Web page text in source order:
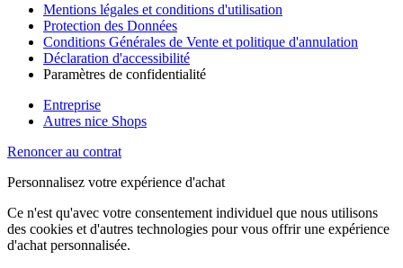
Mentions légales et conditions d'utilisation
Protection des Données
Conditions Générales de Vente et politique d'annulation
Déclaration d'accessibilité
Paramètres de confidentialité
Entreprise
Autres nice Shops
Renoncer au contrat
Personnalisez votre expérience d'achat
Ce n'est qu'avec votre consentement individuel que nous utilisons
des cookies et d'autres technologies pour vous offrir une expérience
d'achat personnalisée.